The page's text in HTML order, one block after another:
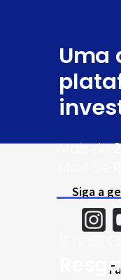
Siga a
Mais de
Uma